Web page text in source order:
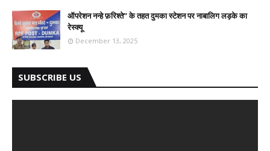
ऑपरेशन नन्हे फ़रिश्ते” के तहत दुमका स्टेशन पर नाबालिग लड़के का
रेस्क्यू
December 13, 2025
SUBSCRIBE US